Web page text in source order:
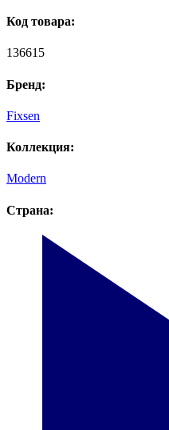
Код товара:
136615
Бренд:
Fixsen
Коллекция:
Modern
Страна: